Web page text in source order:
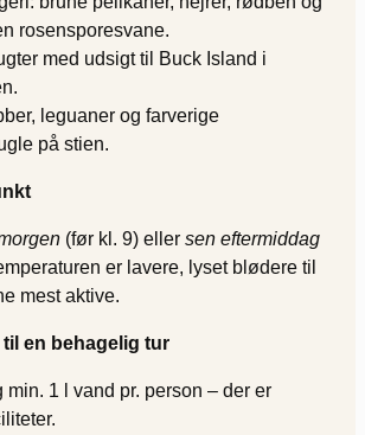
rosensporesvane.
med udsigt til Buck Island i
leguaner og farverige
på stien.
(før kl. 9) eller sen eftermiddag
er lavere, lyset blødere til
mest aktive.
en behagelig tur
min. 1 l vand pr. person – der er